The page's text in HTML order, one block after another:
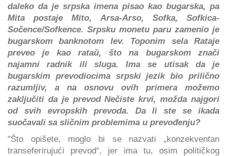
daleko da je srpska imena pisao kao bugarska, pa
Mita postaje Mito, Arsa-Arso, Sofka, Sofkica-
Sočence/Sofkence. Srpsku monetu paru zamenio je
bugarskom banknotom lev. Toponim sela Rataje
preveo je kao rataй, što na bugarskom znači
najamni radnik ili sluga. Ima se utisak da je
bugarskim prevodiocima srpski jezik bio prilično
razumljiv, a na osnovu ovih primera možemo
zaključiti da je prevod Nečiste krvi, možda najgori
od svih evropskih prevoda. Da li ste se ikada
suočavali sa sličnim problemima u prevođenju?
"Što opišete, moglo bi se nazvati „konzekventan
transeferirujući prevod“, jer ima tu, osim političkog